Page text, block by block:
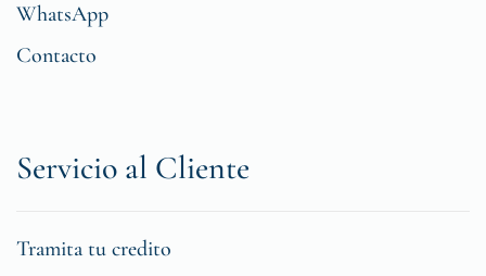
WhatsApp
Contacto
Servicio al Cliente
Tramita tu credito